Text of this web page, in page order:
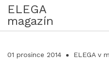
ELEGA
magazín
01 prosince 2014 ELEGA v